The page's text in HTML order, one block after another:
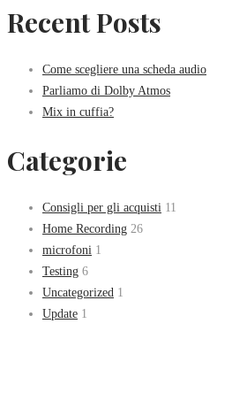
Recent Posts
Come scegliere una scheda audio
Parliamo di Dolby Atmos
Mix in cuffia?
Categorie
Consigli per gli acquisti 11
Home Recording 26
microfoni 1
Testing 6
Uncategorized 1
Update 1